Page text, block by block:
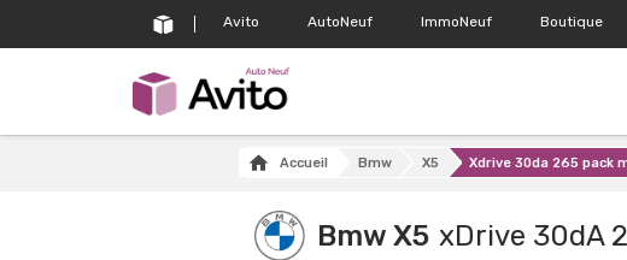
Avito AutoNeuf ImmoNeuf Boutique
Accueil Bmw X5 Xdrive 30da 265 pack
Bmw X5 xDrive 30dA